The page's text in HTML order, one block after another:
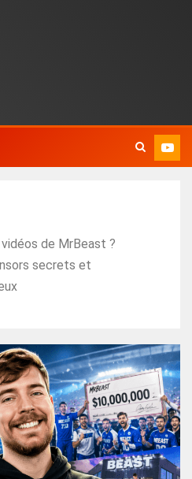
de MrBeast ?
secrets et